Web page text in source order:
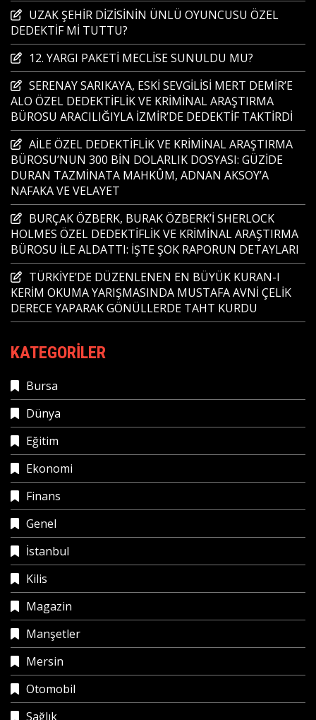
UZAK ŞEHİR DİZİSİNİN ÜNLÜ OYUNCUSU ÖZEL
DEDEKTİF Mİ TUTTU?
12. YARGI PAKETİ MECLİSE SUNULDU MU?
SERENAY SARIKAYA, ESKİ SEVGİLİSİ MERT DEMİR’E
ALO ÖZEL DEDEKTİFLİK VE KRİMİNAL ARAŞTIRMA
BÜROSU ARACILIĞIYLA İZMİR’DE DEDEKTİF TAKTİRDİ
AİLE ÖZEL DEDEKTİFLİK VE KRİMİNAL ARAŞTIRMA
BÜROSU’NUN 300 BİN DOLARLIK DOSYASI: GÜZİDE
DURAN TAZMİNATA MAHKÛM, ADNAN AKSOY’A
NAFAKA VE VELAYET
BURÇAK ÖZBERK, BURAK ÖZBERK’İ SHERLOCK
HOLMES ÖZEL DEDEKTİFLİK VE KRİMİNAL ARAŞTIRMA
BÜROSU İLE ALDATTI: İŞTE ŞOK RAPORUN DETAYLARI
TÜRKİYE’DE DÜZENLENEN EN BÜYÜK KURAN-I
KERİM OKUMA YARIŞMASINDA MUSTAFA AVNİ ÇELİK
DERECE YAPARAK GÖNÜLLERDE TAHT KURDU
KATEGORILER
Bursa
Dünya
Eğitim
Ekonomi
Finans
Genel
İstanbul
Kilis
Magazin
Manşetler
Mersin
Otomobil
Sağlık